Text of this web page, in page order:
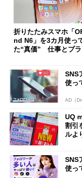
折りたたみスマホ「
nd N6」を3カ月使っ
た“真価” 仕事とプラ
SNS
使っ
AD（
UQ
割引
ルよ
SNS
使っ